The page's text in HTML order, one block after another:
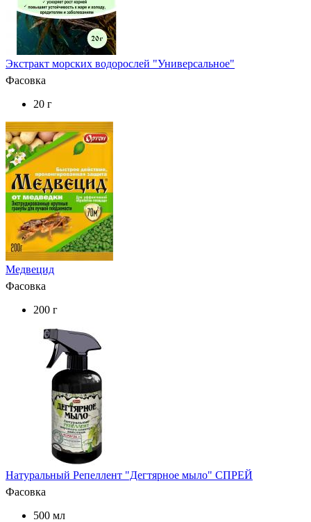
Экстракт морских водорослей "Универсальное"
Фасовка
20 г
Медвецид
Фасовка
200 г
Натуральный Репеллент "Дегтярное мыло" СПРЕЙ
Фасовка
500 мл